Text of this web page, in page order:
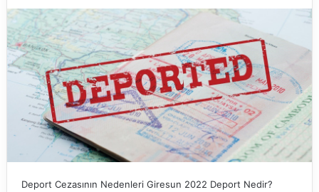
Deport Cezasının Nedenleri Giresun 2022 Deport Nedir?